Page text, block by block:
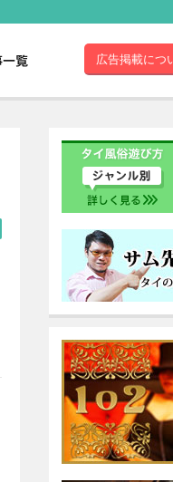
広告掲載につ